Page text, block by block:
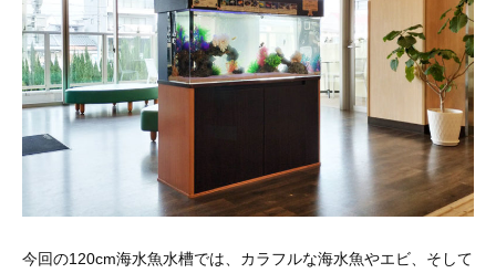
今回の120cm海水魚水槽では、カラフルな海水魚やエビ、そして